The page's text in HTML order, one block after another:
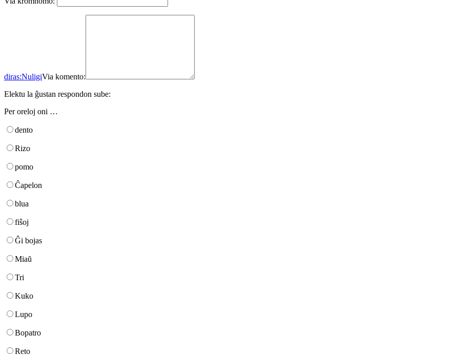
diras:NuligiVia komento:
Elektu la ĝustan respondon sube:
Per oreloj oni …
dento
Rizo
pomo
Ĉapelon
blua
fiŝoj
Ĝi bojas
Miaŭ
Tri
Kuko
Lupo
Bopatro
Reto